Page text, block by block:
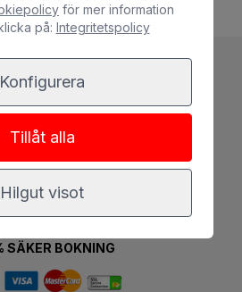
SÄKER BOKNING
för mer information
på: Integritetspolicy
Konfigurera
Tillåt alla
Hilgut visot